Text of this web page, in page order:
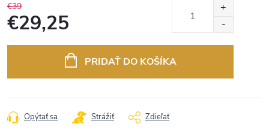
€39
€29,25
PRIDAŤ DO KOŠÍKA
Opýtať sa Strážiť Zdieľať